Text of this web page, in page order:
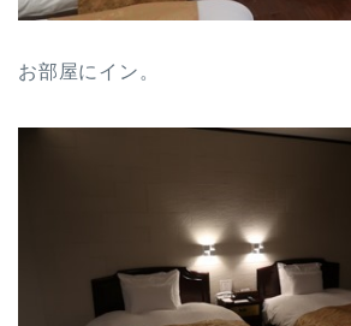
お部屋にイン。